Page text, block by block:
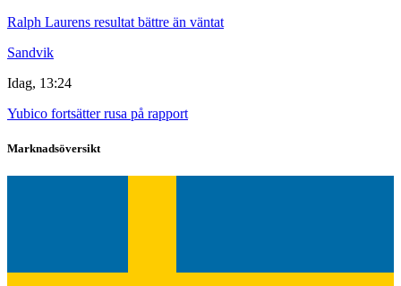
Ralph Laurens resultat bättre än väntat
Sandvik
Idag, 13:24
Yubico fortsätter rusa på rapport
Marknadsöversikt